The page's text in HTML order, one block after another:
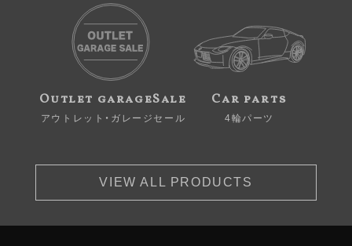
Outlet garageSale
アウトレット・ガレージセール
Car parts
4輪パーツ
VIEW ALL PRODUCTS